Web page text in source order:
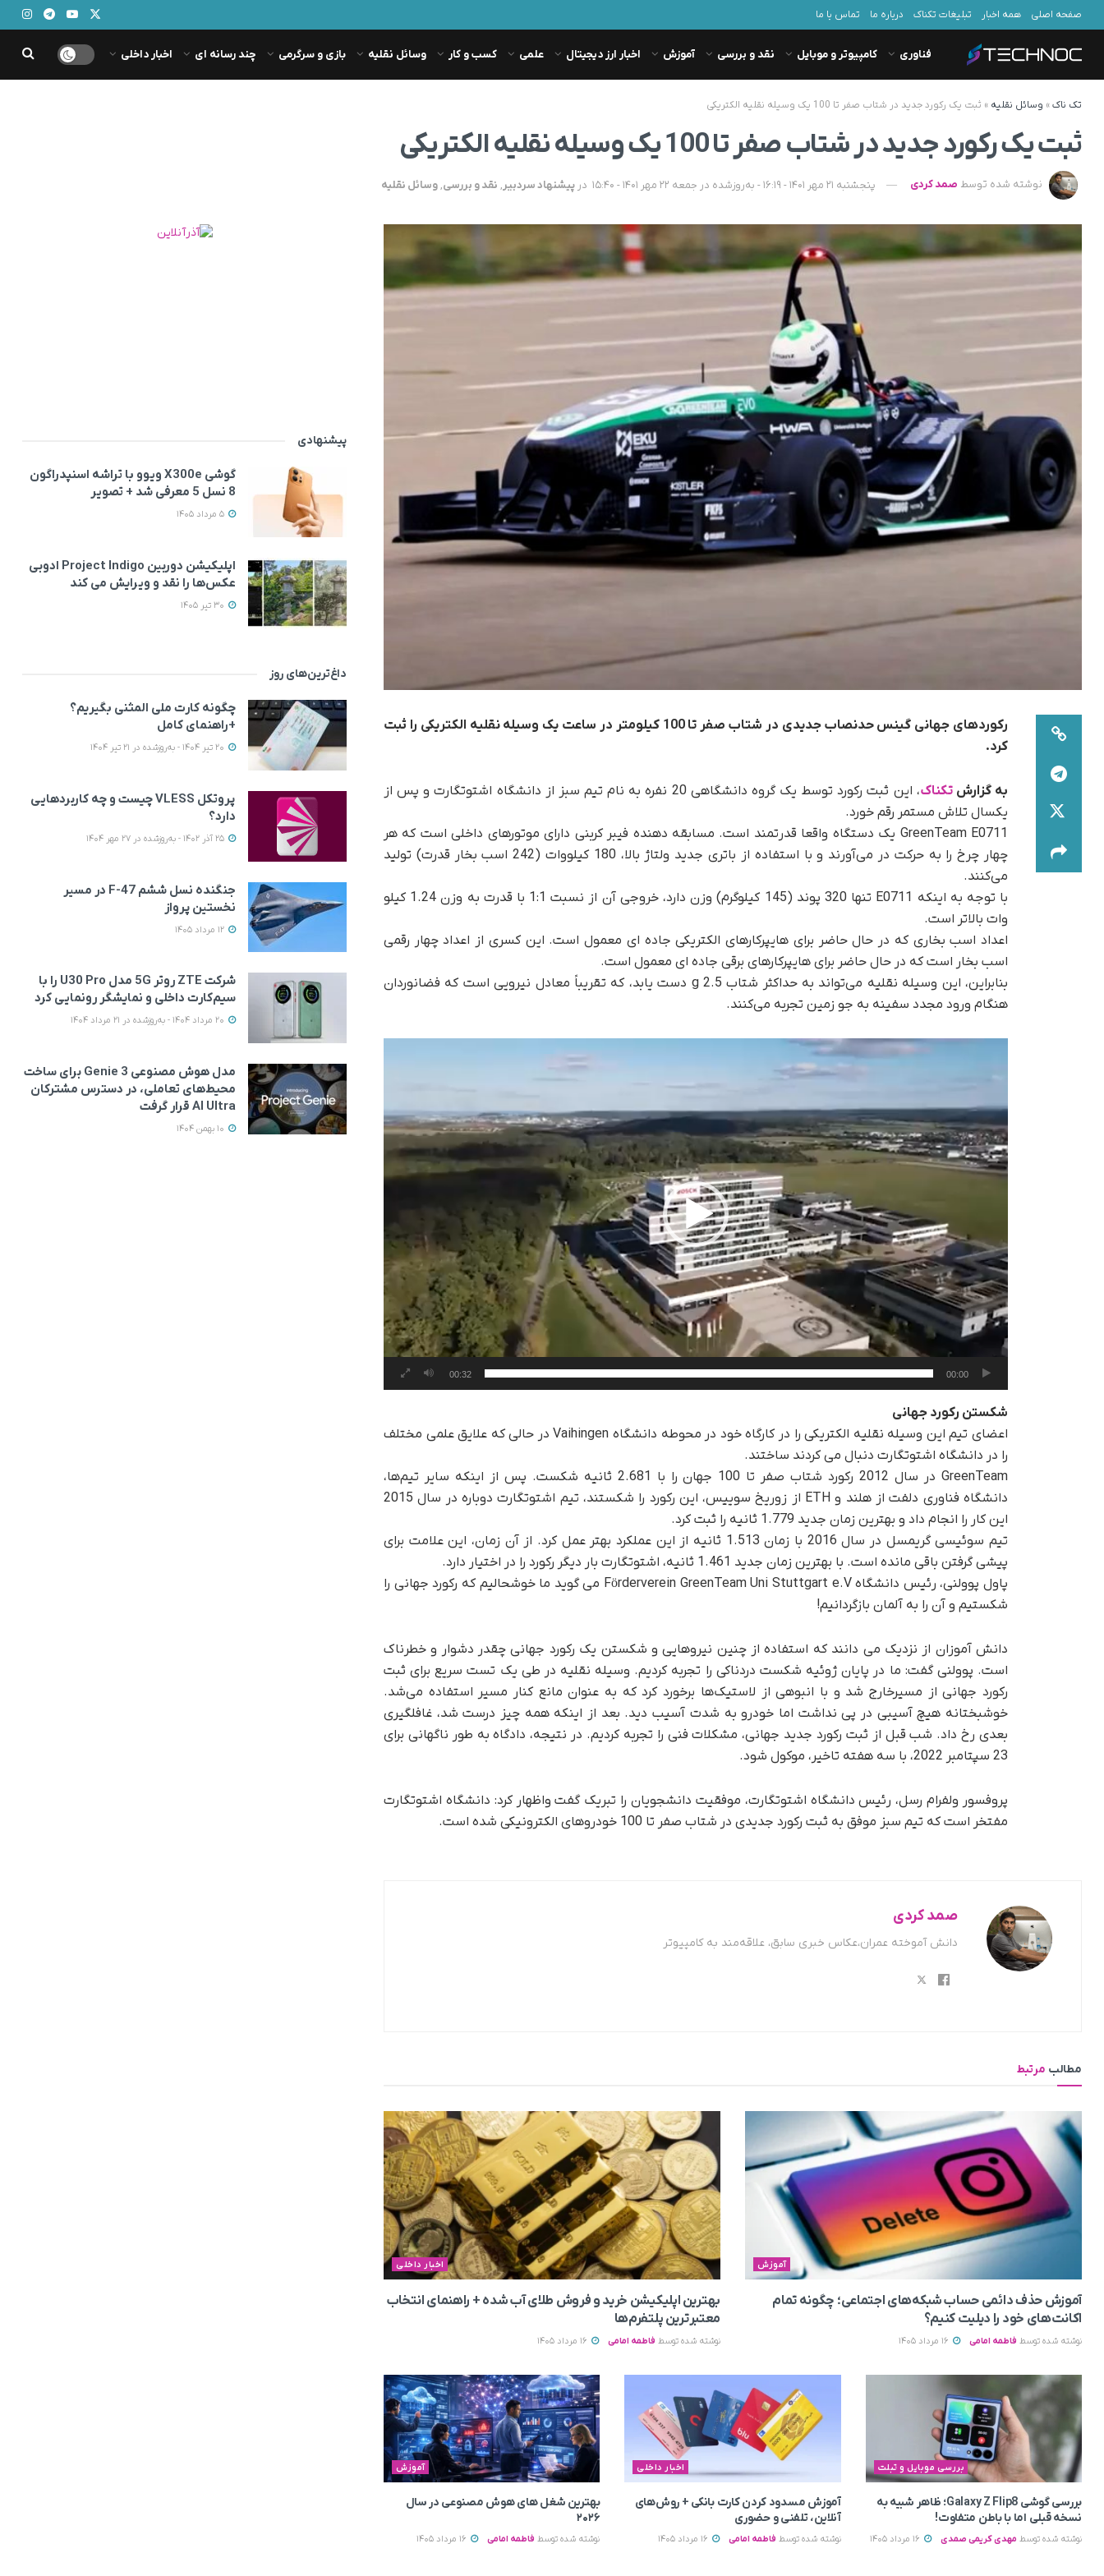
صفحه اصلی همه اخبار تبلیغات تکناک درباره ما تماس با ما
فناوری کامپیوتر و موبایل نقد و بررسی آموزش اخبار ارز دیجیتال علمی کسب و کار وسائل نقلیه بازی و سرگرمی چند رسانه ای اخبار داخلی
تک ناک» وسائل نقلیه » ثبت یک رکورد جدید در شتاب صفر تا 100 یک وسیله نقلیه الکتریکی
ثبت یک رکورد جدید در شتاب صفر تا 100 یک وسیله نقلیه الکتریکی
نوشته شده توسط صمد کردی پنجشنبه 21 مهر 1401 - 16:19 - به‌روزشده در جمعه 22 مهر 1401 - 15:40 در پیشنهاد سردبیر, نقد و بررسی,وسائل نقلیه
رکوردهای جهانی گینس حدنصاب جدیدی در شتاب صفر تا 100 کیلومتر در ساعت یک وسیله نقلیه الکتریکی را ثبت
کرد.
به گزارشتکناک
، این ثبت رکورد توسط یک گروه دانشگاهی 20 نفره به نام تیم سبز از دانشگاه اشتوتگارت و پس از
یکسال تلاش مستمر رقم خورد.
GreenTeam E0711 یک دستگاه واقعا قدرتمند است. مسابقه دهنده فیبر کربنی دارای موتورهای داخلی است که هر
چهار چرخ را به حرکت در می‌آورند و با استفاده از باتری جدید ولتاژ بالا، 180 کیلووات (242 اسب بخار قدرت) تولید
می‌کنند.
با توجه به اینکه E0711 تنها 320 پوند (145 کیلوگرم) وزن دارد، خروجی آن از نسبت 1:1 با قدرت به وزن 1.24 کیلو
وات بالاتر است.
اعداد اسب بخاری که در حال حاضر برای هایپرکارهای الکتریکی جاده ای معمول است. این کسری از اعداد چهار رقمی
اسب بخار است که در حال حاضر برای هایپرکارهای برقی جاده ای معمول است.
بنابراین، این وسیله نقلیه می‌تواند به حداکثر شتاب 2.5 g دست یابد، که تقریباً معادل نیرویی است که فضانوردان
هنگام ورود مجدد سفینه به جو زمین تجربه می‌کنند.
00:00
00:32
شکستن رکورد جهانی
اعضای تیم این وسیله نقلیه الکتریکی را در کارگاه خود در محوطه دانشگاه Vaihingen در حالی که علایق علمی مختلف
را در دانشگاه اشتوتگارت دنبال می کردند ساختند.
GreenTeam در سال 2012 رکورد شتاب صفر تا 100 جهان را با 2.681 ثانیه شکست. پس از اینکه سایر تیم‌ها،
دانشگاه فناوری دلفت از هلند و ETH از زوریخ سوییس، این رکورد را شکستند، تیم اشتوتگارت دوباره در سال 2015
این کار را انجام داد و بهترین زمان جدید 1.779 ثانیه را ثبت کرد.
تیم سوئیسی گریمسل در سال 2016 با زمان 1.513 ثانیه از این عملکرد بهتر عمل کرد. از آن زمان، این علامت برای
پیشی گرفتن باقی مانده است. با بهترین زمان جدید 1.461 ثانیه، اشتوتگارت بار دیگر رکورد را در اختیار دارد.
پاول پوولنی، رئیس دانشگاه Förderverein GreenTeam Uni Stuttgart e.V می گوید ما خوشحالیم که رکورد جهانی را
شکستیم و آن را به آلمان بازگردانیم!
دانش آموزان از نزدیک می دانند که استفاده از چنین نیروهایی و شکستن یک رکورد جهانی چقدر دشوار و خطرناک
است. پوولنی گفت: ما در پایان ژوئیه شکست دردناکی را تجربه کردیم. وسیله نقلیه در طی یک تست سریع برای ثبت
رکورد جهانی از مسیرخارج شد و با انبوهی از لاستیک‌ها برخورد کرد که به عنوان مانع کنار مسیر استفاده می‌شد.
خوشبختانه هیچ آسیبی در پی نداشت اما خودرو به شدت آسیب دید. بعد از اینکه همه چیز درست شد، غافلگیری
بعدی رخ داد. شب قبل از ثبت رکورد جدید جهانی، مشکلات فنی را تجربه کردیم. در نتیجه، دادگاه به طور ناگهانی برای
23 سپتامبر 2022، با سه هفته تاخیر، موکول شود.
پروفسور ولفرام رسل، رئیس دانشگاه اشتوتگارت، موفقیت دانشجویان را تبریک گفت واظهار کرد: دانشگاه اشتوتگارت
مفتخر است که تیم سبز موفق به ثبت رکورد جدیدی در شتاب صفر تا 100 خودروهای الکترونیکی شده است.
صمد کردی
دانش آموخته عمران،عکاس خبری سابق، علاقه‌مند به کامپیوتر
مطالب مرتبط
آموزش
آموزش حذف دائمی حساب شبکه‌های اجتماعی؛ چگونه تمام
اکانت‌های خود را دیلیت کنیم؟
نوشته شده توسط فاطمه امامی
اخبار داخلی
بهترین اپلیکیشن خرید و فروش طلای آب شده + راهنمای انتخاب
معتبرترین پلتفرم‌ها
نوشته شده توسط فاطمه امامی
بررسی موبایل و تبلت
بررسی گوشی Galaxy Z Flip8؛ ظاهر شبیه به
نسخه قبلی اما با باطن متفاوت!
نوشته شده توسط مهدی کریمی صمدی
اخبار داخلی
آموزش مسدود کردن کارت بانکی + روش‌های
آنلاین، تلفنی و حضوری
نوشته شده توسط فاطمه امامی
آموزش
بهترین شغل های هوش مصنوعی در سال
۲۰۲۶
نوشته شده توسط فاطمه امامی
پیشنهادی
گوشی X300e ویوو با تراشه اسنپدراگون
8 نسل 5 معرفی شد + تصویر
اپلیکیشن دوربین Project Indigo ادوبی
عکس‌ها را نقد و ویرایش می‌ کند
داغ‌ترین‌های روز
چگونه کارت ملی المثنی بگیریم؟
+راهنمای کامل
پروتکل VLESS چیست و چه کاربردهایی
دارد؟
جنگنده نسل ششم F-47 در مسیر
نخستین پرواز
شرکت ZTE روتر 5G مدل U30 Pro را با
سیم‌کارت داخلی و نمایشگر رونمایی کرد
مدل هوش مصنوعی Genie 3 برای ساخت
محیط‌های تعاملی، در دسترس مشترکان
AI Ultra قرار گرفت